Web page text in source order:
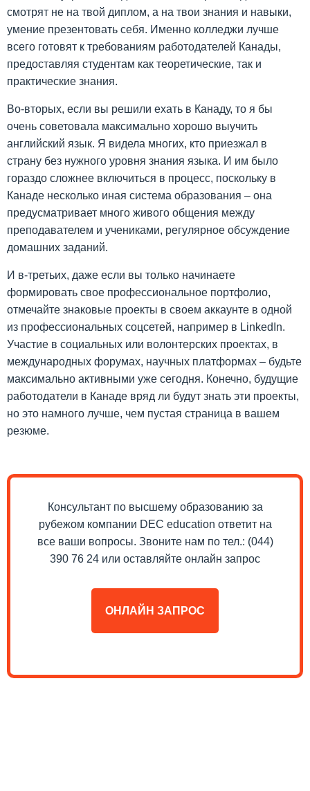
смотрят не на твой диплом, а на твои знания и навыки,
умение презентовать себя. Именно колледжи лучше
всего готовят к требованиям работодателей Канады,
предоставляя студентам как теоретические, так и
практические знания.
Во-вторых, если вы решили ехать в Канаду, то я бы
очень советовала максимально хорошо выучить
английский язык. Я видела многих, кто приезжал в
страну без нужного уровня знания языка. И им было
гораздо сложнее включиться в процесс, поскольку в
Канаде несколько иная система образования – она ​​
предусматривает много живого общения между
преподавателем и учениками, регулярное обсуждение
домашних заданий.
И в-третьих, даже если вы только начинаете
формировать свое профессиональное портфолио,
отмечайте знаковые проекты в своем аккаунте в одной
из профессиональных соцсетей, например в LinkedIn.
Участие в социальных или волонтерских проектах, в
международных форумах, научных платформах – будьте
максимально активными уже сегодня. Конечно, будущие
работодатели в Канаде вряд ли будут знать эти проекты,
но это намного лучше, чем пустая страница в вашем
резюме.
Консультант по высшему образованию за
рубежом компании DEC education ответит на
все ваши вопросы. Звоните нам по тел.: (044)
390 76 24 или оставляйте онлайн запрос
ОНЛАЙН ЗАПРОС